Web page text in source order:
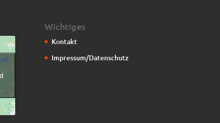
Wichtiges
Kontakt
Impressum/Datenschutz